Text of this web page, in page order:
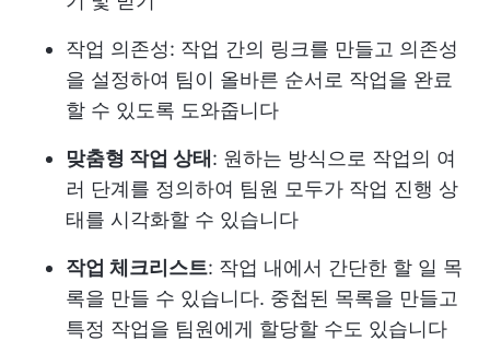
작업 의존성: 작업 간의 링크를 만들고 의존성
을 설정하여 팀이 올바른 순서로 작업을 완료
할 수 있도록 도와줍니다
맞춤형 작업 상태 : 원하는 방식으로 작업의 여
러 단계를 정의하여 팀원 모두가 작업 진행 상
태를 시각화할 수 있습니다
작업 체크리스트: 작업 내에서 간단한 할 일 목
록을 만들 수 있습니다. 중첩된 목록을 만들고
특정 작업을 팀원에게 할당할 수도 있습니다